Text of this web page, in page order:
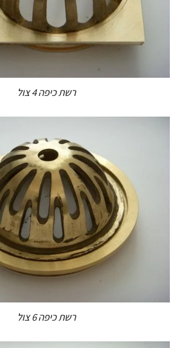
רשת כיפה 4 צול
רשת כיפה 6 צול